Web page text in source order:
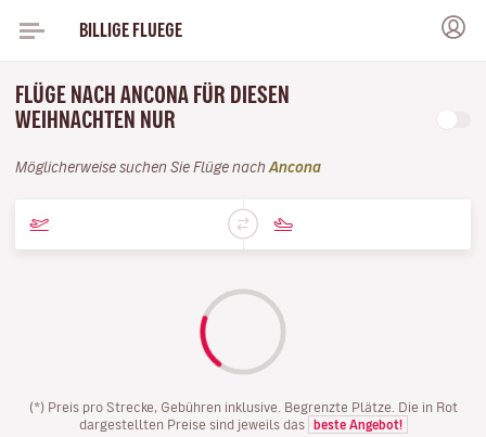
BILLIGE FLUEGE
FLÜGE NACH ANCONA FÜR DIESEN
WEIHNACHTEN NUR
Möglicherweise suchen Sie Flüge nach Ancona
(*) Preis pro Strecke, Gebühren inklusive. Begrenzte Plätze. Die in Rot
dargestellten Preise sind jeweils das
beste Angebot!